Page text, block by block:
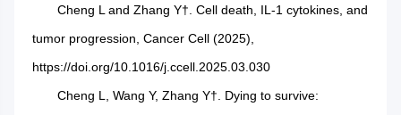
Cheng L and Zhang Y†. Cell death, IL-1 cytokines, and
tumor progression, Cancer Cell (2025),
https://doi.org/10.1016/j.ccell.2025.03.030
Cheng L, Wang Y, Zhang Y†. Dying to survive: